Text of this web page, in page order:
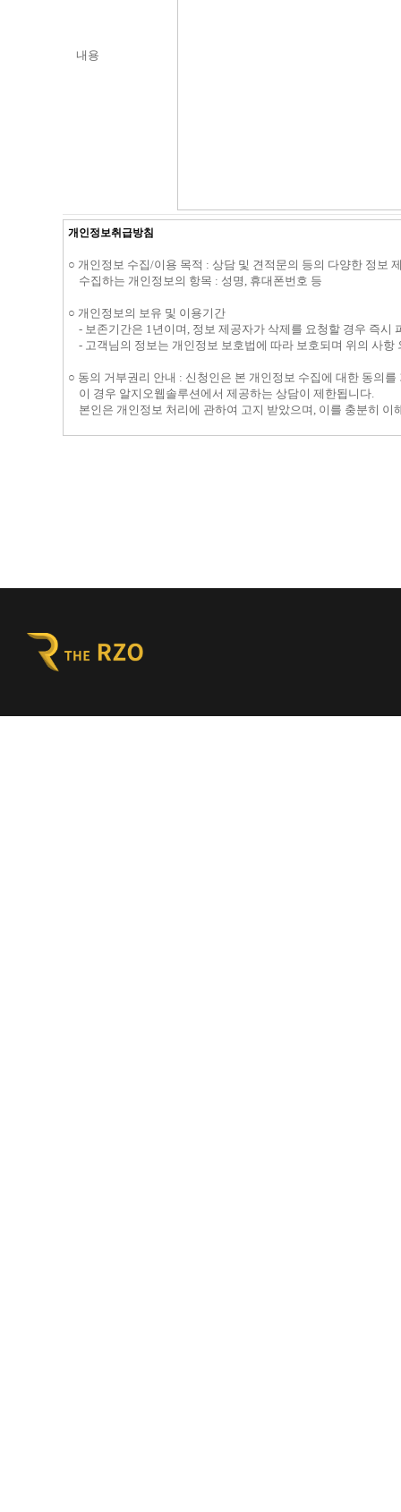
내용
개인정보취급방침
○ 개인정보 수집/이용 목적 : 상담 및 견적문의 등의 다양한 정보
수집하는 개인정보의 항목 : 성명, 휴대폰번호 등
○ 개인정보의 보유 및 이용기간
- 보존기간은 1년이며, 정보 제공자가 삭제를 요청할 경우 즉시
- 고객님의 정보는 개인정보 보호법에 따라 보호되며 위의 사항
○ 동의 거부권리 안내 : 신청인은 본 개인정보 수집에 대한 동의를
이 경우 알지오웹솔루션에서 제공하는 상담이 제한됩니다.
본인은 개인정보 처리에 관하여 고지 받았으며, 이를 충분히 이